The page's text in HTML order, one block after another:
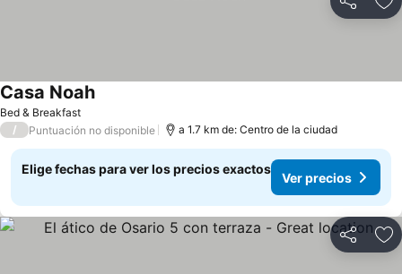
Compartir
Bed & Breakfast
Casa NoahVer precios
/ Puntuación no disponible a 1.7 km de: Centro de la ciudad
Elige fechas para ver los precios exactos
Ver precios
Compartir